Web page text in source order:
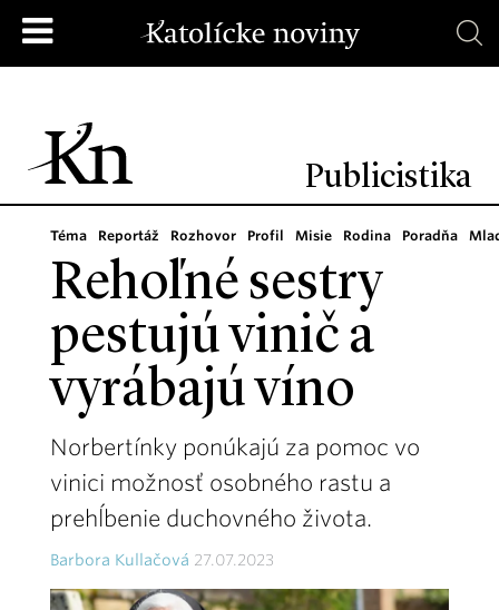
Publicistika
Téma Reportáž Rozhovor Profil Misie Rodina Poradňa
Rehoľné sestry
pestujú vinič a
vyrábajú víno
Norbertínky ponúkajú za pomoc vo
vinici možnosť osobného rastu a
prehĺbenie duchovného života.
Barbora Kullačová 27.07.2023